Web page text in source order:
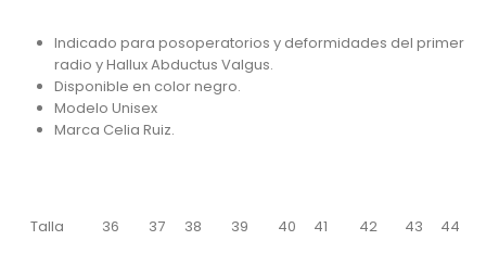
Indicado para posoperatorios y deformidades del primer
radio y Hallux Abductus Valgus.
Disponible en color negro.
Modelo Unisex
Marca Celia Ruiz.
Talla 36 37 38 39 40 41 42 43
44